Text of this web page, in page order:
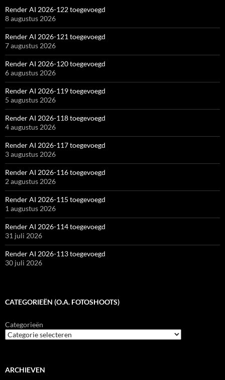
Render AI 2026-122 toegevoegd
8 augustus 2026
Render AI 2026-121 toegevoegd
7 augustus 2026
Render AI 2026-120 toegevoegd
6 augustus 2026
Render AI 2026-119 toegevoegd
5 augustus 2026
Render AI 2026-118 toegevoegd
4 augustus 2026
Render AI 2026-117 toegevoegd
3 augustus 2026
Render AI 2026-116 toegevoegd
2 augustus 2026
Render AI 2026-115 toegevoegd
1 augustus 2026
Render AI 2026-114 toegevoegd
31 juli 2026
Render AI 2026-113 toegevoegd
30 juli 2026
CATEGORIEËN (O.A. FOTOSHOOTS)
Categorieën
ARCHIEVEN